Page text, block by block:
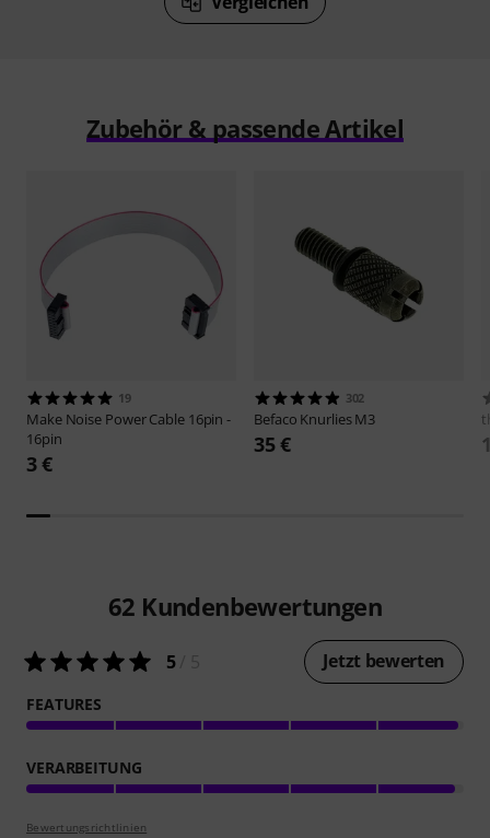
Zubehör & passende Artikel
19
Make Noise Power Cable 16pin -
16pin
3 €
302
Befaco Knurlies M3
35 €
62 Kundenbewertungen
5/ 5 Jetzt bewerten
FEATURES
VERARBEITUNG
Bewertungsrichtlinien